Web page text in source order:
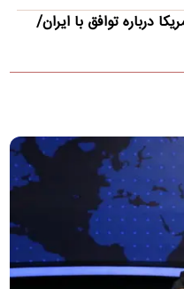
درباره توافق با ایران/
انتظار دارد در آینده
ضدایرانی برای مختل کردن
ایران را برد
دونالد ترامپ در جنگ ایران،
رئیس‌جمهور آمریکا…
زمانی فرا می‌رسد و ایران